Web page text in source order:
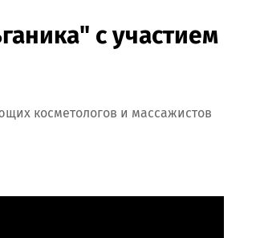
с участием
косметологов и массажистов